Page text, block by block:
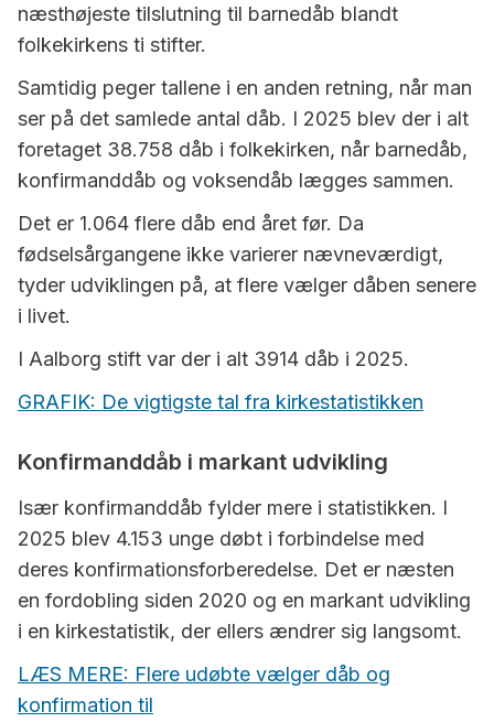
næsthøjeste tilslutning til barnedåb blandt
folkekirkens ti stifter.
Samtidig peger tallene i en anden retning, når man
ser på det samlede antal dåb. I 2025 blev der i alt
foretaget 38.758 dåb i folkekirken, når barnedåb,
konfirmanddåb og voksendåb lægges sammen.
Det er 1.064 flere dåb end året før. Da
fødselsårgangene ikke varierer nævneværdigt,
tyder udviklingen på, at flere vælger dåben senere
i livet.
I Aalborg stift var der i alt 3914 dåb i 2025.
GRAFIK: De vigtigste tal fra kirkestatistikken
Konfirmanddåb i markant udvikling
Især konfirmanddåb fylder mere i statistikken. I
2025 blev 4.153 unge døbt i forbindelse med
deres konfirmationsforberedelse. Det er næsten
en fordobling siden 2020 og en markant udvikling
i en kirkestatistik, der ellers ændrer sig langsomt.
LÆS MERE: Flere udøbte vælger dåb og
konfirmation til